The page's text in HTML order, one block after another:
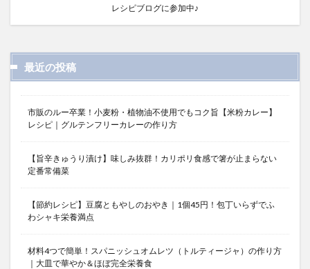
レシピブログに参加中♪
最近の投稿
市販のルー卒業！小麦粉・植物油不使用でもコク旨【米粉カレー】
レシピ｜グルテンフリーカレーの作り方
【旨辛きゅうり漬け】味しみ抜群！カリポリ食感で箸が止まらない
定番常備菜
【節約レシピ】豆腐ともやしのおやき｜1個45円！包丁いらずでふ
わシャキ栄養満点
材料4つで簡単！スパニッシュオムレツ（トルティージャ）の作り方
｜大皿で華やか＆ほぼ完全栄養食